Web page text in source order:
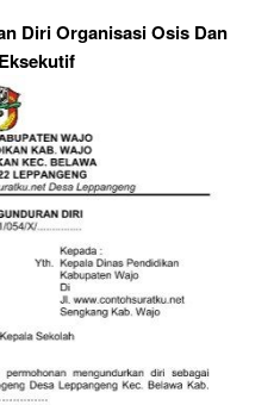
Diri Organisasi Osis Dan